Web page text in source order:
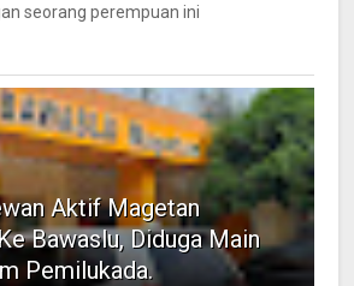
seorang perempuan ini
Aktif Magetan
Bawaslu, Diduga Main
Pemilukada.